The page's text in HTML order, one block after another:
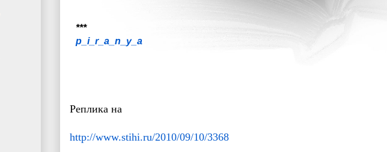
***
p_i_r_a_n_y_a
Реплика на
http://www.stihi.ru/2010/09/10/3368